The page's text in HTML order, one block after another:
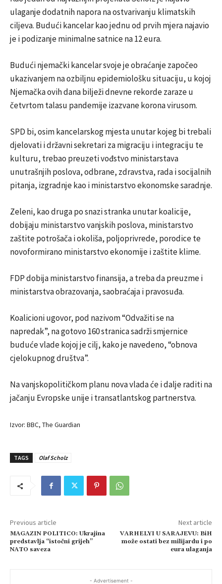
ulaganje dodatnih napora na ostvarivanju klimatskih
ciljeva. Budući kancelar kao jednu od prvih mjera najavio
je i podizanje minimalne satnice na 12 eura.
Budući njemački kancelar svoje je obraćanje započeo
ukazivanjem na ozbiljnu epidemiološku situaciju, u kojoj
Njemačka ovih dana bilježi dnevne rekorde zaraze u
četvrtom talasu pandemije izazvane korona virusom.
SPD bi, osim kancelarskog mjesta unutar kojeg bi trebali
djelovati i državni sekretari za migraciju i integraciju te
kulturu, trebao preuzeti vođstvo ministarstava
unutrašnjih poslova, odbrane, zdravstva, rada i socijalnih
pitanja, izgradnje kao i ministarstvo ekonomske saradnje.
Zeleni, kao druga po snazi stranka unutar koalicije,
dobijaju ministarstvo vanjskih poslova, ministarstvo
zaštite potrošača i okoliša, poljoprivrede, porodice te
novoformirano ministarstvo ekonomije i zaštite klime.
FDP dobija ministarstvo finansija, a treba da preuzme i
ministarstva obrazovanja, saobraćaja i pravosuđa.
Koalicioni ugovor, pod nazivom “Odvažiti se na
napredak”, na gotovo 160 stranica sadrži smjernice
buduće vlade kojoj je cilj, kako je navedeno, “obnova
cjelokupnog društva”.
Na vanjskopolitičkom planu nova vlada će i dalje raditi na
jačanju Evropske unije i transatlantskog partnerstva.
Izvor: BBC, The Guardian
TAGS Olaf Scholz
Previous article
MAGAZIN POLITICO: Ukrajina
predstavlja “istočni grijeh”
NATO saveza
Next article
VARHELYI U SARAJEVU: BiH
može ostati bez milijardu i po
eura ulaganja
- Advertisement -